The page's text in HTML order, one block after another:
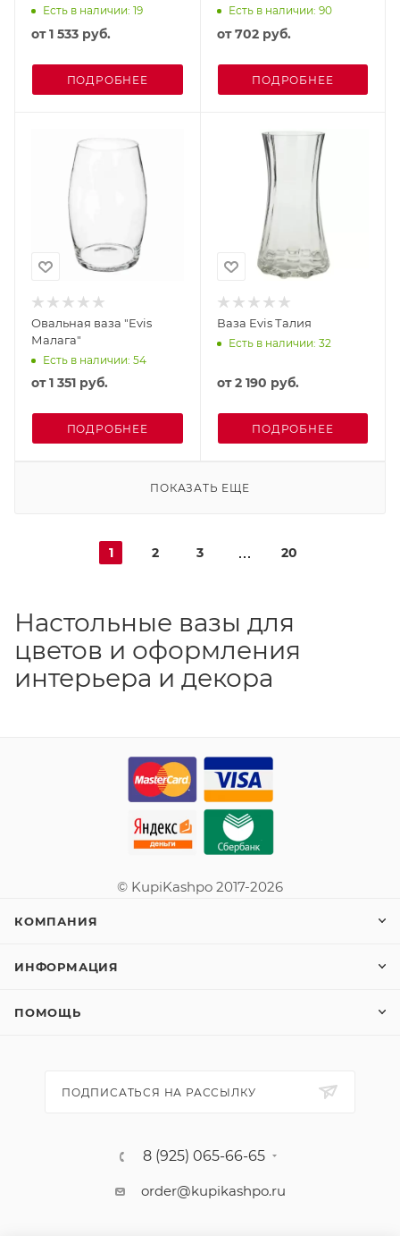
Есть в наличии: 19
от1 533 руб.
ПОДРОБНЕЕ
Есть в наличии: 90
от702 руб.
ПОДРОБНЕЕ
Овальная ваза "Evis
Малага"
Есть в наличии: 54
от1 351 руб.
ПОДРОБНЕЕ
Ваза Evis Талия
Есть в наличии: 32
от2 190 руб.
ПОДРОБНЕЕ
ПОКАЗАТЬ ЕЩЕ
1 2 3 20
Настольные вазы для
цветов и оформления
интерьера и декора
© KupiKashpo 2017-2026
КОМПАНИЯ
ИНФОРМАЦИЯ
ПОМОЩЬ
ПОДПИСАТЬСЯ НА РАССЫЛКУ
8 (925) 065-66-65
order@kupikashpo.ru